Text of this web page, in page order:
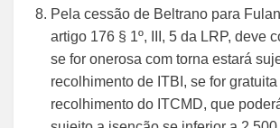
Pela cessão de Beltrano para
artigo 176 § 1º, III, 5 da LRP, deve
se for onerosa com torna estará
recolhimento de ITBI, se for
recolhimento do ITCMD, que